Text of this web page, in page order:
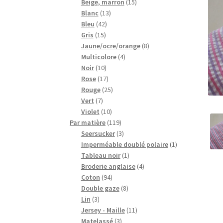
Blanc 1313
Bleu 4242
produits
Gris 1515
produits
Jaune/ocre/orange 88
Multicolore 44
Noir 1010
produits
Rose 1717
produits
Rouge 2525
Vert 77
produits
Violet 1010
produits
Par matière 119119
produits
Seersucker 33
produits
Imperméable doublé polaire 11
Tableau noir 11
produit
Broderie anglaise 44
Coton 9494
produits
Double gaze 88
Lin 33
produits
Jersey - Maille 1111
Matelassé 33